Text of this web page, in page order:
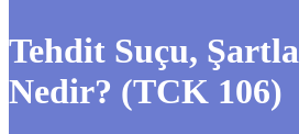
Tehdit Suçu,
Nedir? (TCK 106)